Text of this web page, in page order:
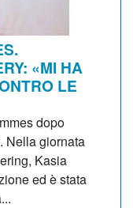
«MI HA
LE
dopo
Nella giornata
Kasia
ed è stata